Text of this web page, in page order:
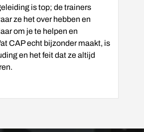
is top; de trainers
ze het over hebben en
om je te helpen en
CAP echt bijzonder maakt, is
en het feit dat ze altijd